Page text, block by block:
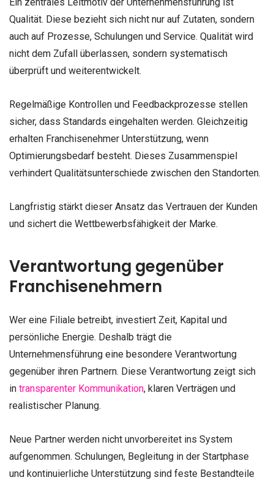
Qualität. Diese bezieht sich nicht nur auf Zutaten, sondern
auch auf Prozesse, Schulungen und Service. Qualität wird
nicht dem Zufall überlassen, sondern systematisch
überprüft und weiterentwickelt.
Regelmäßige Kontrollen und Feedbackprozesse stellen
sicher, dass Standards eingehalten werden. Gleichzeitig
erhalten Franchisenehmer Unterstützung, wenn
Optimierungsbedarf besteht. Dieses Zusammenspiel
verhindert Qualitätsunterschiede zwischen den Standorten.
Langfristig stärkt dieser Ansatz das Vertrauen der Kunden
und sichert die Wettbewerbsfähigkeit der Marke.
Verantwortung gegenüber
Franchisenehmern
Wer eine Filiale betreibt, investiert Zeit, Kapital und
persönliche Energie. Deshalb trägt die
Unternehmensführung eine besondere Verantwortung
gegenüber ihren Partnern. Diese Verantwortung zeigt sich
in transparenter Kommunikation, klaren Verträgen und
realistischer Planung.
Neue Partner werden nicht unvorbereitet ins System
aufgenommen. Schulungen, Begleitung in der Startphase
und kontinuierliche Unterstützung sind feste Bestandteile